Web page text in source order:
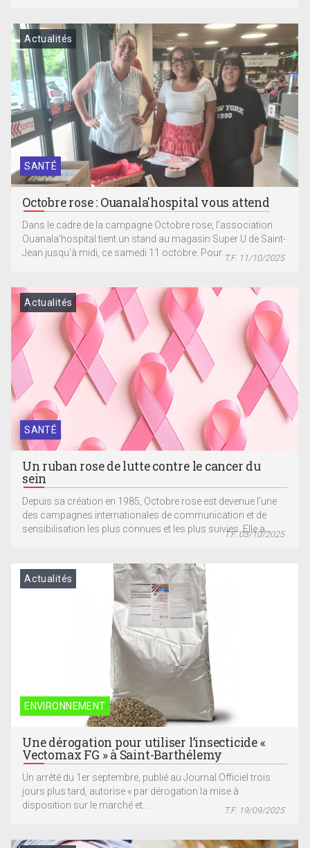
SANTÉ
Actualités
Octobre rose : Ouanala'hospital vous attend
Dans le cadre de la campagne Octobre rose, l'association
Ouanala'hospital tient un stand au magasin Super U de Saint-
Jean jusqu'à midi, ce samedi 11 octobre. Pour...T.F. 11/10/2025
SANTÉ
Actualités
Un ruban rose de lutte contre le cancer du
sein
Depuis sa création en 1985, Octobre rose est devenue l’une
des campagnes internationales de communication et de
sensibilisation les plus connues et les plus suivies. Elle a...
T.F. 03/10/2025
ENVIRONNEMENT
Actualités
Une dérogation pour utiliser l’insecticide «
Vectomax FG » à Saint-Barthélemy
Un arrêté du 1er septembre, publié au Journal Officiel trois
jours plus tard, autorise « par dérogation la mise à
disposition sur le marché et...
T.F. 19/09/2025